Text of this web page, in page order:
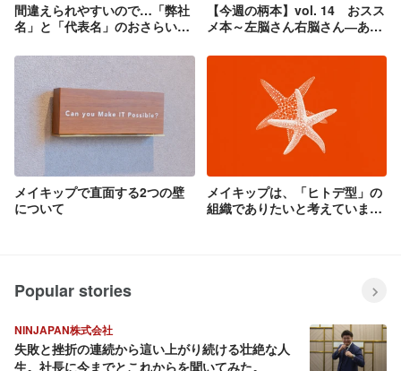
間違えられやすいので…「弊社
名」と「代表名」のおさらいで
【今週の柄本】vol. 14 おスス
メ本～左脳さん右脳さん―あな
ステップー ネドじゅん著～
メイキップで直面する2つの壁
について
メイキップは、「ヒトデ型」の
組織でありたいと考えていま
Popular stories
NINJAPAN株式会社
失敗と挫折の連続から這い上がり続ける壮絶な人
生。社長に今までとこれからを聞いてみた。